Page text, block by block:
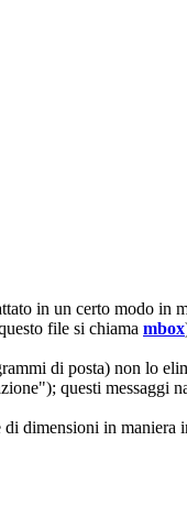
in un certo modo in
file si chiama mbox
di posta) non lo
questi messaggi
dimensioni in